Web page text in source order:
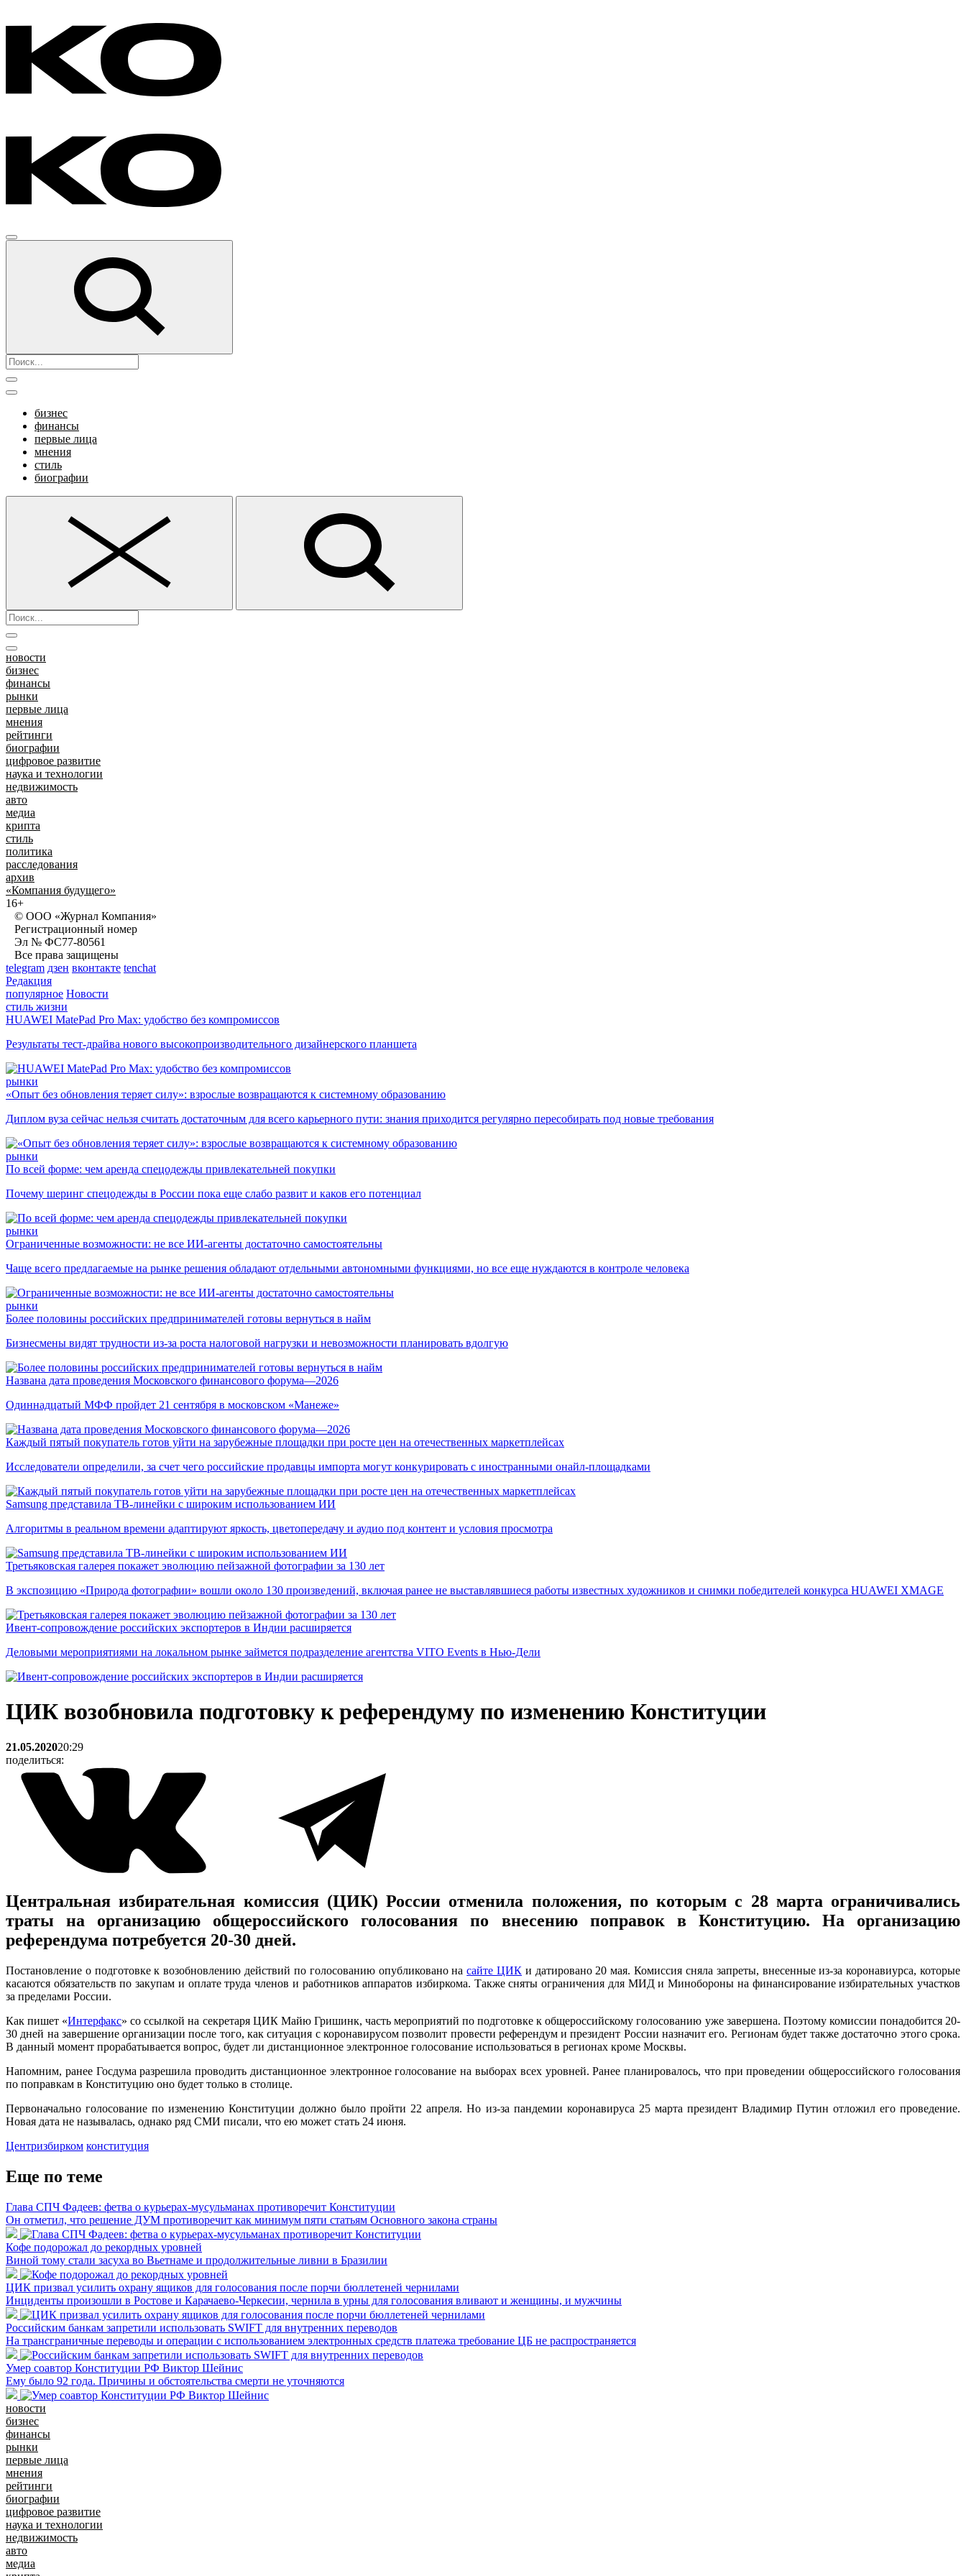
бизнес
финансы
первые лица
мнения
стиль
биографии
новости
бизнес
финансы
рынки
первые лица
мнения
рейтинги
биографии
цифровое развитие
наука и технологии
недвижимость
авто
медиа
крипта
стиль
политика
расследования
архив
«Компания будущего»
16+
© ООО «Журнал Компания»
Регистрационный номер
Эл № ФС77-80561
Все права защищены
telegram дзен вконтакте tenchat
Редакция
популярное Новости
стиль жизни
HUAWEI MatePad Pro Max: удобство без компромиссов
Результаты тест-драйва нового высокопроизводительного дизайнерского планшета
рынки
«Опыт без обновления теряет силу»: взрослые возвращаются к системному образованию
Диплом вуза сейчас нельзя считать достаточным для всего карьерного пути: знания приходится регулярно пересобирать под новые требования
рынки
По всей форме: чем аренда спецодежды привлекательней покупки
Почему шеринг спецодежды в России пока еще слабо развит и каков его потенциал
рынки
Ограниченные возможности: не все ИИ-агенты достаточно самостоятельны
Чаще всего предлагаемые на рынке решения обладают отдельными автономными функциями, но все еще нуждаются в контроле человека
рынки
Более половины российских предпринимателей готовы вернуться в найм
Бизнесмены видят трудности из-за роста налоговой нагрузки и невозможности планировать вдолгую
Названа дата проведения Московского финансового форума—2026
Одиннадцатый МФФ пройдет 21 сентября в московском «Манеже»
Каждый пятый покупатель готов уйти на зарубежные площадки при росте цен на отечественных маркетплейсах
Исследователи определили, за счет чего российские продавцы импорта могут конкурировать с иностранными онайл-площадками
Samsung представила ТВ-линейки с широким использованием ИИ
Алгоритмы в реальном времени адаптируют яркость, цветопередачу и аудио под контент и условия просмотра
Третьяковская галерея покажет эволюцию пейзажной фотографии за 130 лет
В экспозицию «Природа фотографии» вошли около 130 произведений, включая ранее не выставлявшиеся работы известных художников и снимки победителей конкурса HUAWEI XMAGE
Ивент-сопровождение российских экспортеров в Индии расширяется
Деловыми мероприятиями на локальном рынке займется подразделение агентства VITO Events в Нью-Дели
ЦИК возобновила подготовку к референдуму по изменению Конституции
21.05.202020:29
поделиться:
Центральная избирательная комиссия (ЦИК) России отменила положения, по которым с 28 марта ограничивались
траты на организацию общероссийского голосования по внесению поправок в Конституцию. На организацию
референдума потребуется 20-30 дней.
Постановление о подготовке к возобновлению действий по голосованию опубликовано насайте ЦИК и датировано 20 мая. Комиссия сняла запреты, внесенные из-за коронавиурса, которые
касаются обязательств по закупам и оплате труда членов и работников аппаратов избиркома. Также сняты ограничения для МИД и Минобороны на финансирование избирательных участков
за пределами России.
Как пишет «Интерфакс» со ссылкой на секретаря ЦИК Майю Гришинк, часть мероприятий по подготовке к общероссийскому голосованию уже завершена. Поэтому комиссии понадобится 20-
30 дней на завершение организации после того, как ситуация с коронавирусом позволит провести референдум и президент России назначит его. Регионам будет также достаточно этого срока.
В данный момент прорабатывается вопрос, будет ли дистанционное электронное голосование использоваться в регионах кроме Москвы.
Напомним, ранее Госдума разрешила проводить дистанционное электронное голосование на выборах всех уровней. Ранее планировалось, что при проведении общероссийского голосования
по поправкам в Конституцию оно будет только в столице.
Первоначально голосование по изменению Конституции должно было пройти 22 апреля. Но из-за пандемии коронавируса 25 марта президент Владимир Путин отложил его проведение.
Новая дата не называлась, однако ряд СМИ писали, что ею может стать 24 июня.
Центризбирком конституция
Еще по теме
Глава СПЧ Фадеев: фетва о курьерах-мусульманах противоречит Конституции
Он отметил, что решение ДУМ противоречит как минимум пяти статьям Основного закона страны
Кофе подорожал до рекордных уровней
Виной тому стали засуха во Вьетнаме и продолжительные ливни в Бразилии
ЦИК призвал усилить охрану ящиков для голосования после порчи бюллетеней чернилами
Инциденты произошли в Ростове и Карачаево-Черкесии, чернила в урны для голосования вливают и женщины, и мужчины
Российским банкам запретили использовать SWIFT для внутренних переводов
На трансграничные переводы и операции с использованием электронных средств платежа требование ЦБ не распространяется
Умер соавтор Конституции РФ Виктор Шейнис
Ему было 92 года. Причины и обстоятельства смерти не уточняются
новости
бизнес
финансы
рынки
первые лица
мнения
рейтинги
биографии
цифровое развитие
наука и технологии
недвижимость
авто
медиа